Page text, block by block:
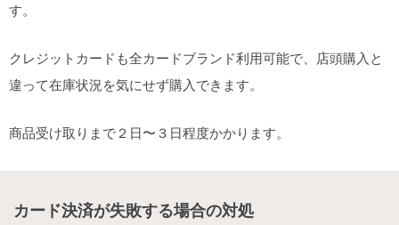
す。
クレジットカードも全カードブランド利用可能で、店頭購入と
違って在庫状況を気にせず購入できます。
商品受け取りまで２日〜３日程度かかります。
カード決済が失敗する場合の対処